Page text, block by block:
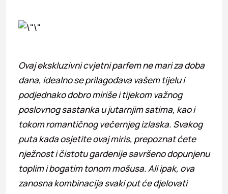
Ovaj ekskluzivni cvjetni parfem ne mari za doba
dana, idealno se prilagođava vašem tijelu i
podjednako dobro miriše i tijekom važnog
poslovnog sastanka u jutarnjim satima, kao i
tokom romantičnog večernjeg izlaska. Svakog
puta kada osjetite ovaj miris, prepoznat ćete
nježnost i čistotu gardenije savršeno dopunjenu
toplim i bogatim tonom mošusa. Ali ipak, ova
zanosna kombinacija svaki put će djelovati